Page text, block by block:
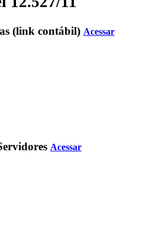
(link contábil) Acessar
Acessar